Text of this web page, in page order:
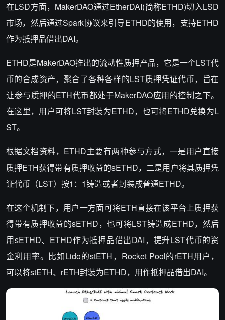
在LSD方面，MakerDAO通过EtherDAI(简称ETHD)切入LSD
市场，然后通过Spark协议来引导ETHD的使用，支持ETHD
作为抵押品借出DAI。
ETHD是MakerDAO推出的流动性质押产品，它是一个LST代
币的合成资产，聚合了各种各样的LST质押凭证代币，旨在
让参与质押的ETH代币都处于MakerDAO应用的控制之下。
在这里，用户可将LST封装为ETHD，也可将ETHD兑换为L
ST。
根据文档资料，ETHD主要有两种参与方式，一是用户直接
质押ETH获得带有质押收益的sETHD，二是用户将其质押凭
证代币（LST）按1：1铸造或者封装成普通ETHD。
在这个机制下，用户一方面可将ETH直接在该平台上质押获
得带有质押收益的sETHD，也可将LST铸造成ETHD，然后
用sETHD、ETHD作为抵押品借出DAI，提升LST代币的资
金利用率。比如Lido的stETH，Rocket Pool的rETH用户，
可以将stETH、rETH封装为ETHD，用作抵押品借出DAI。